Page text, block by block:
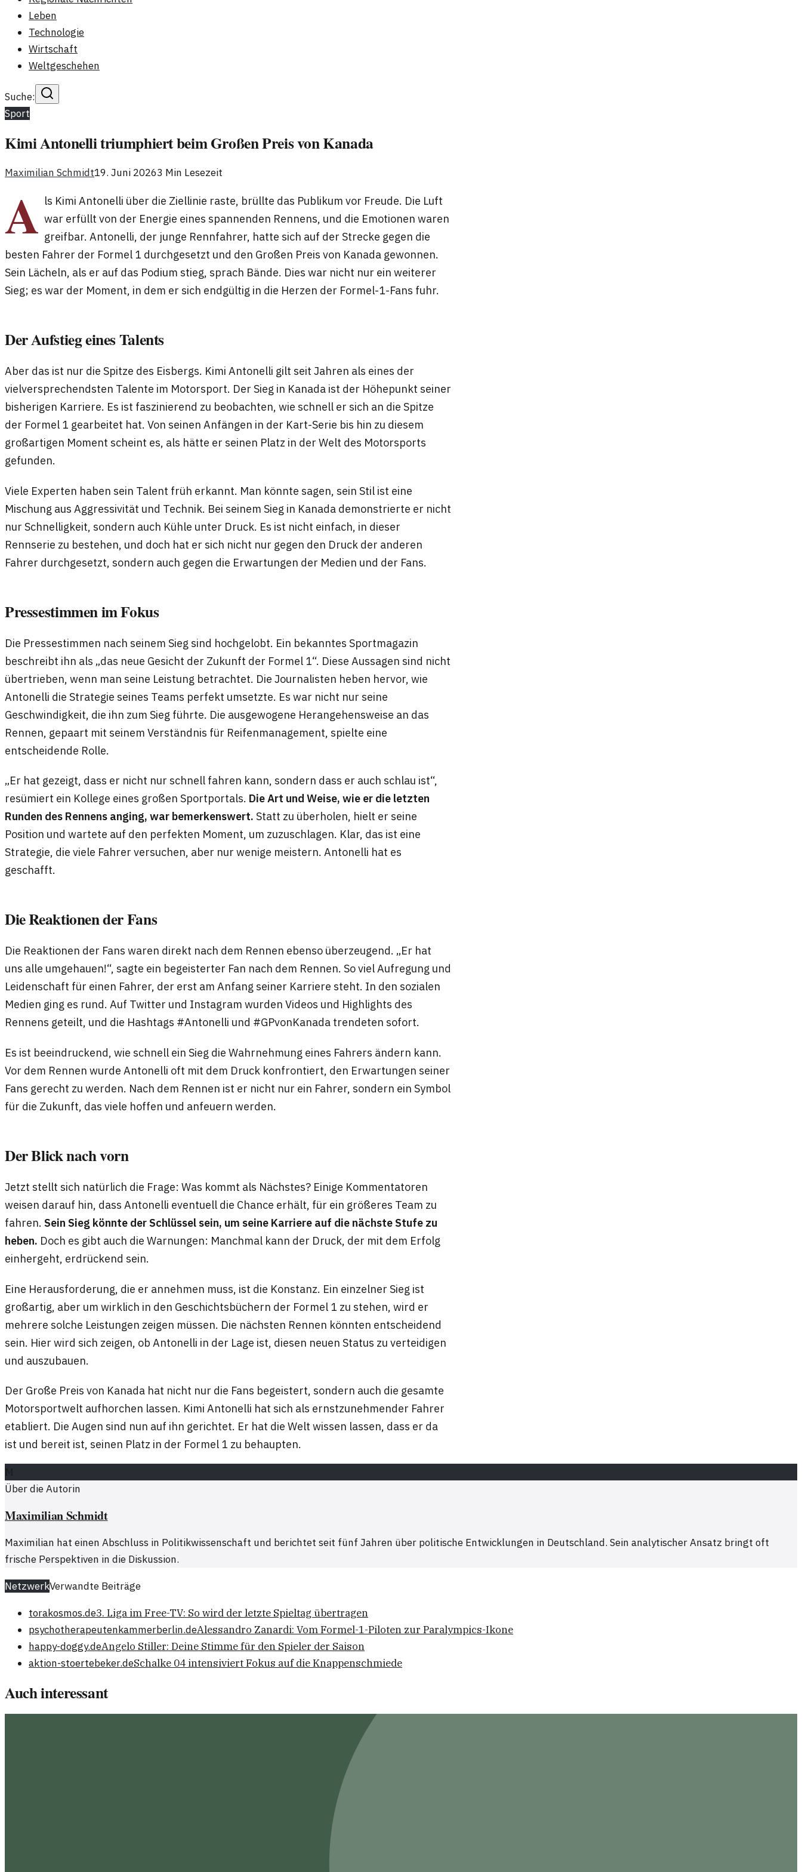
Leben
Technologie
Wirtschaft
Weltgeschehen
Suche:
Sport
Kimi Antonelli triumphiert beim Großen Preis von Kanada
Maximilian Schmidt19. Juni 20263 Min Lesezeit
A ls Kimi Antonelli über die Ziellinie raste, brüllte das Publikum vor Freude. Die Luft
war erfüllt von der Energie eines spannenden Rennens, und die Emotionen waren
greifbar. Antonelli, der junge Rennfahrer, hatte sich auf der Strecke gegen die
besten Fahrer der Formel 1 durchgesetzt und den Großen Preis von Kanada gewonnen.
Sein Lächeln, als er auf das Podium stieg, sprach Bände. Dies war nicht nur ein weiterer
Sieg; es war der Moment, in dem er sich endgültig in die Herzen der Formel-1-Fans fuhr.
Der Aufstieg eines Talents
Aber das ist nur die Spitze des Eisbergs. Kimi Antonelli gilt seit Jahren als eines der
vielversprechendsten Talente im Motorsport. Der Sieg in Kanada ist der Höhepunkt seiner
bisherigen Karriere. Es ist faszinierend zu beobachten, wie schnell er sich an die Spitze
der Formel 1 gearbeitet hat. Von seinen Anfängen in der Kart-Serie bis hin zu diesem
großartigen Moment scheint es, als hätte er seinen Platz in der Welt des Motorsports
gefunden.
Viele Experten haben sein Talent früh erkannt. Man könnte sagen, sein Stil ist eine
Mischung aus Aggressivität und Technik. Bei seinem Sieg in Kanada demonstrierte er nicht
nur Schnelligkeit, sondern auch Kühle unter Druck. Es ist nicht einfach, in dieser
Rennserie zu bestehen, und doch hat er sich nicht nur gegen den Druck der anderen
Fahrer durchgesetzt, sondern auch gegen die Erwartungen der Medien und der Fans.
Pressestimmen im Fokus
Die Pressestimmen nach seinem Sieg sind hochgelobt. Ein bekanntes Sportmagazin
beschreibt ihn als „das neue Gesicht der Zukunft der Formel 1“. Diese Aussagen sind nicht
übertrieben, wenn man seine Leistung betrachtet. Die Journalisten heben hervor, wie
Antonelli die Strategie seines Teams perfekt umsetzte. Es war nicht nur seine
Geschwindigkeit, die ihn zum Sieg führte. Die ausgewogene Herangehensweise an das
Rennen, gepaart mit seinem Verständnis für Reifenmanagement, spielte eine
entscheidende Rolle.
„Er hat gezeigt, dass er nicht nur schnell fahren kann, sondern dass er auch schlau ist“,
resümiert ein Kollege eines großen Sportportals. Die Art und Weise, wie er die letzten
Runden des Rennens anging, war bemerkenswert. Statt zu überholen, hielt er seine
Position und wartete auf den perfekten Moment, um zuzuschlagen. Klar, das ist eine
Strategie, die viele Fahrer versuchen, aber nur wenige meistern. Antonelli hat es
geschafft.
Die Reaktionen der Fans
Die Reaktionen der Fans waren direkt nach dem Rennen ebenso überzeugend. „Er hat
uns alle umgehauen!“, sagte ein begeisterter Fan nach dem Rennen. So viel Aufregung und
Leidenschaft für einen Fahrer, der erst am Anfang seiner Karriere steht. In den sozialen
Medien ging es rund. Auf Twitter und Instagram wurden Videos und Highlights des
Rennens geteilt, und die Hashtags #Antonelli und #GPvonKanada trendeten sofort.
Es ist beeindruckend, wie schnell ein Sieg die Wahrnehmung eines Fahrers ändern kann.
Vor dem Rennen wurde Antonelli oft mit dem Druck konfrontiert, den Erwartungen seiner
Fans gerecht zu werden. Nach dem Rennen ist er nicht nur ein Fahrer, sondern ein Symbol
für die Zukunft, das viele hoffen und anfeuern werden.
Der Blick nach vorn
Jetzt stellt sich natürlich die Frage: Was kommt als Nächstes? Einige Kommentatoren
weisen darauf hin, dass Antonelli eventuell die Chance erhält, für ein größeres Team zu
fahren. Sein Sieg könnte der Schlüssel sein, um seine Karriere auf die nächste Stufe zu
heben. Doch es gibt auch die Warnungen: Manchmal kann der Druck, der mit dem Erfolg
einhergeht, erdrückend sein.
Eine Herausforderung, die er annehmen muss, ist die Konstanz. Ein einzelner Sieg ist
großartig, aber um wirklich in den Geschichtsbüchern der Formel 1 zu stehen, wird er
mehrere solche Leistungen zeigen müssen. Die nächsten Rennen könnten entscheidend
sein. Hier wird sich zeigen, ob Antonelli in der Lage ist, diesen neuen Status zu verteidigen
und auszubauen.
Der Große Preis von Kanada hat nicht nur die Fans begeistert, sondern auch die gesamte
Motorsportwelt aufhorchen lassen. Kimi Antonelli hat sich als ernstzunehmender Fahrer
etabliert. Die Augen sind nun auf ihn gerichtet. Er hat die Welt wissen lassen, dass er da
ist und bereit ist, seinen Platz in der Formel 1 zu behaupten.
M
Über die Autorin
Maximilian Schmidt
Maximilian hat einen Abschluss in Politikwissenschaft und berichtet seit fünf Jahren über politische Entwicklungen in Deutschland. Sein analytischer Ansatz bringt oft
frische Perspektiven in die Diskussion.
NetzwerkVerwandte Beiträge
torakosmos.de3. Liga im Free-TV: So wird der letzte Spieltag übertragen
psychotherapeutenkammerberlin.deAlessandro Zanardi: Vom Formel-1-Piloten zur Paralympics-Ikone
happy-doggy.deAngelo Stiller: Deine Stimme für den Spieler der Saison
aktion-stoertebeker.deSchalke 04 intensiviert Fokus auf die Knappenschmiede
Auch interessant